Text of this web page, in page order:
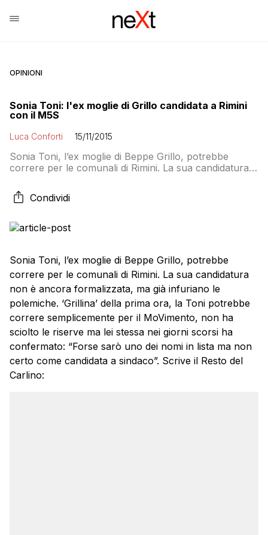
OPINIONI
Sonia Toni: l'ex moglie di Grillo candidata a Rimini
con il M5S
Luca Conforti 15/11/2015
Sonia Toni, l’ex moglie di Beppe Grillo, potrebbe
correre per le comunali di Rimini. La sua candidatura
polemiche. ‘Grillina’ della prima ora, la Toni potrebbe
correre semplicemente per il MoVimento, non ha
confermato: “Forse sarò uno dei […]
Condividi
Sonia Toni, l’ex moglie di Beppe Grillo, potrebbe
correre per le comunali di Rimini. La sua candidatura
non è ancora formalizzata, ma già infuriano le
polemiche. ‘Grillina’ della prima ora, la Toni potrebbe
correre semplicemente per il MoVimento, non ha
sciolto le riserve ma lei stessa nei giorni scorsi ha
confermato: “Forse sarò uno dei nomi in lista ma non
certo come candidata a sindaco”. Scrive il Resto del
Carlino: